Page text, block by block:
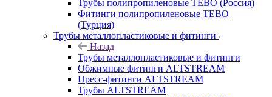
Трубы полипропиленовые TEBO (Россия)
Фитинги полипропиленовые TEBO
(Турция)
Трубы металлопластиковые и фитинги
Назад
Трубы металлопластиковые и фитинги
Обжимные фитинги ALTSTREAM
Пресс-фитинги ALTSTREAM
Трубы ALTSTREAM